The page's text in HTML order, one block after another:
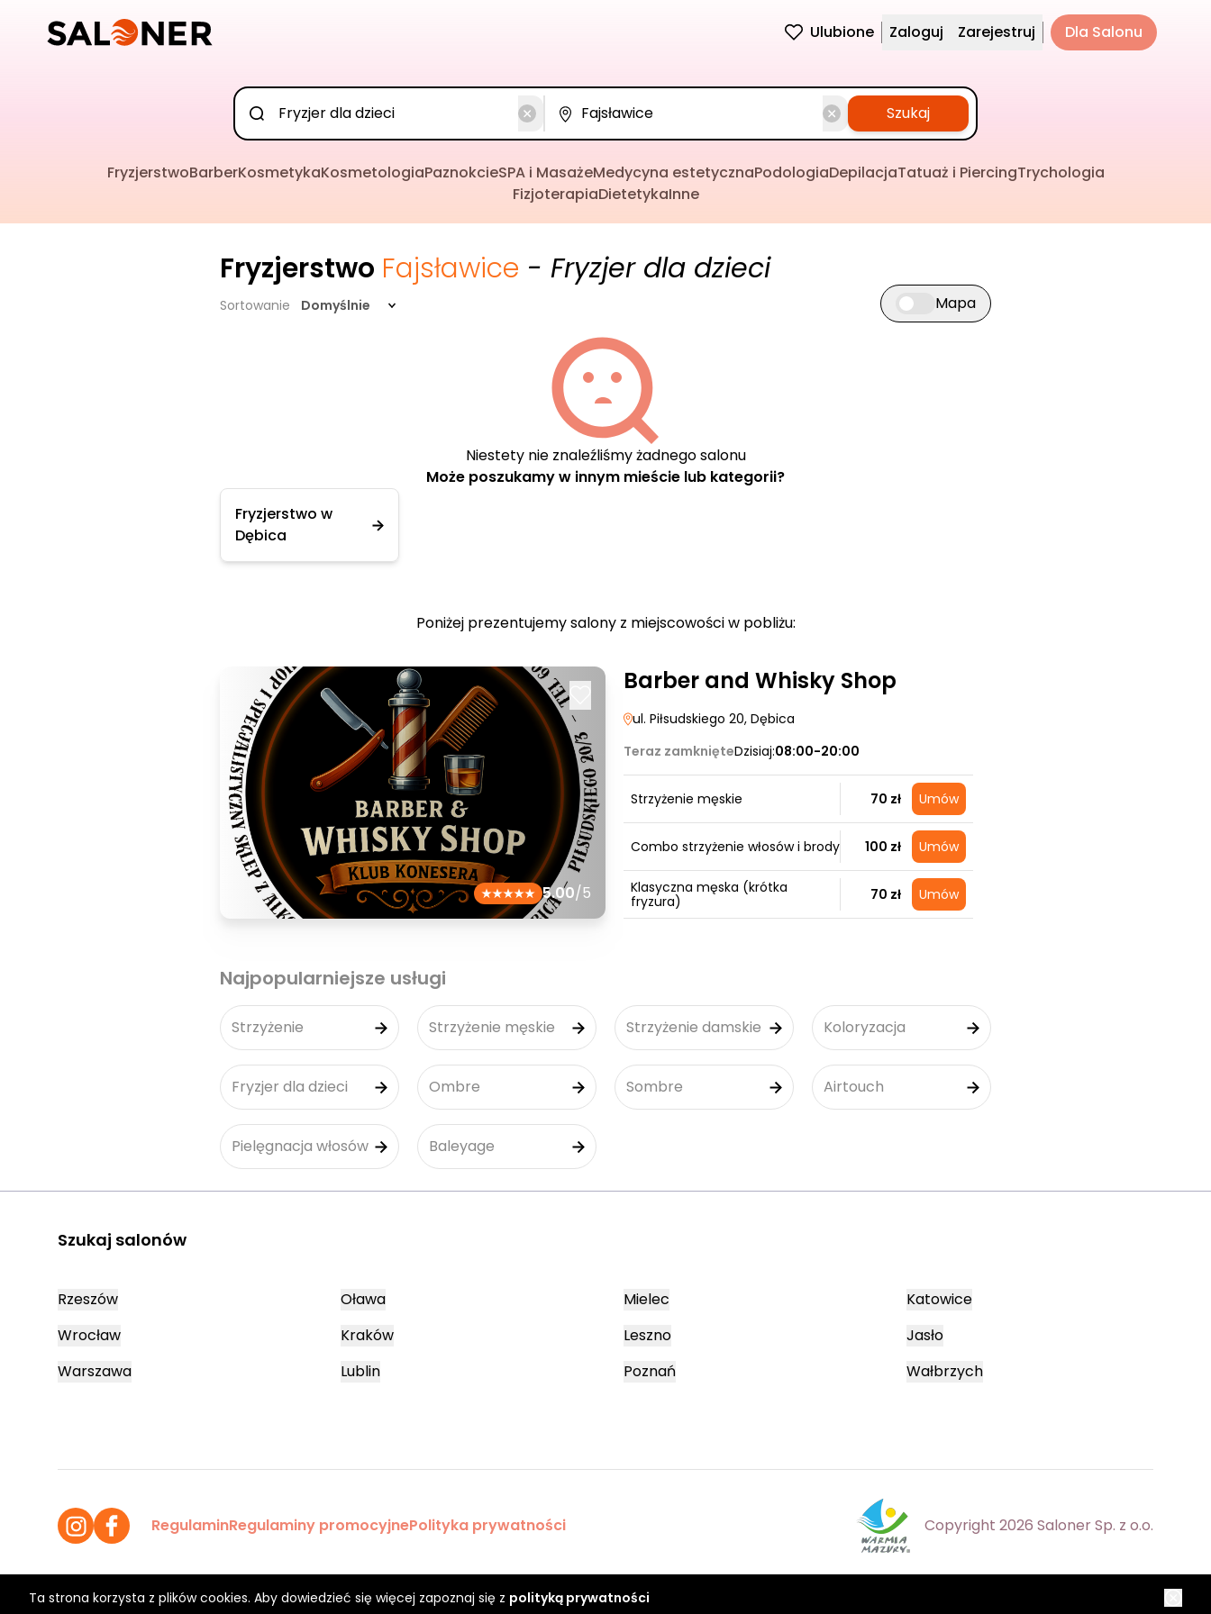
Ulubione Zaloguj Zarejestruj Dla Salonu
Szukaj
FryzjerstwoBarberKosmetykaKosmetologiaPaznokcieSPA i MasażeMedycyna estetycznaPodologiaDepilacjaTatuaż i PiercingTrychologia
FizjoterapiaDietetykaInne
Fryzjerstwo Fajsławice - Fryzjer dla dzieci
Sortowanie Domyślnie Przełącz widok mapy
Mapa
Niestety nie znaleźliśmy żadnego salonu
Może poszukamy w innym mieście lub kategorii?
Fryzjerstwo w
Dębica
Poniżej prezentujemy salony z miejscowości w pobliżu:
5.00/5
Barber and Whisky Shop
ul. Piłsudskiego 20, Dębica
Teraz zamknięteDzisiaj:08:00-20:00
Strzyżenie męskie 70 zł Umów
Combo strzyżenie włosów i brody 100 zł Umów
Klasyczna męska (krótka
fryzura)
70 zł Umów
Najpopularniejsze usługi
Strzyżenie Strzyżenie męskie Strzyżenie damskie Koloryzacja
Fryzjer dla dzieci Ombre Sombre Airtouch
Pielęgnacja włosów Baleyage
Ta strona korzysta z plików cookies. Aby dowiedzieć się więcej zapoznaj się z polityką prywatności
Szukaj salonów
Rzeszów
Wrocław
Warszawa
Oława
Kraków
Lublin
Mielec
Leszno
Poznań
Katowice
Jasło
Wałbrzych
RegulaminRegulaminy promocyjnePolityka prywatności Copyright 2026 Saloner Sp. z o.o.